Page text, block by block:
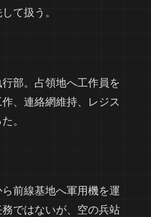
て扱う。
部。占領地へ工作員を
、連絡網維持、レジス
。
前線基地へ軍用機を運
ではないが、空の兵站